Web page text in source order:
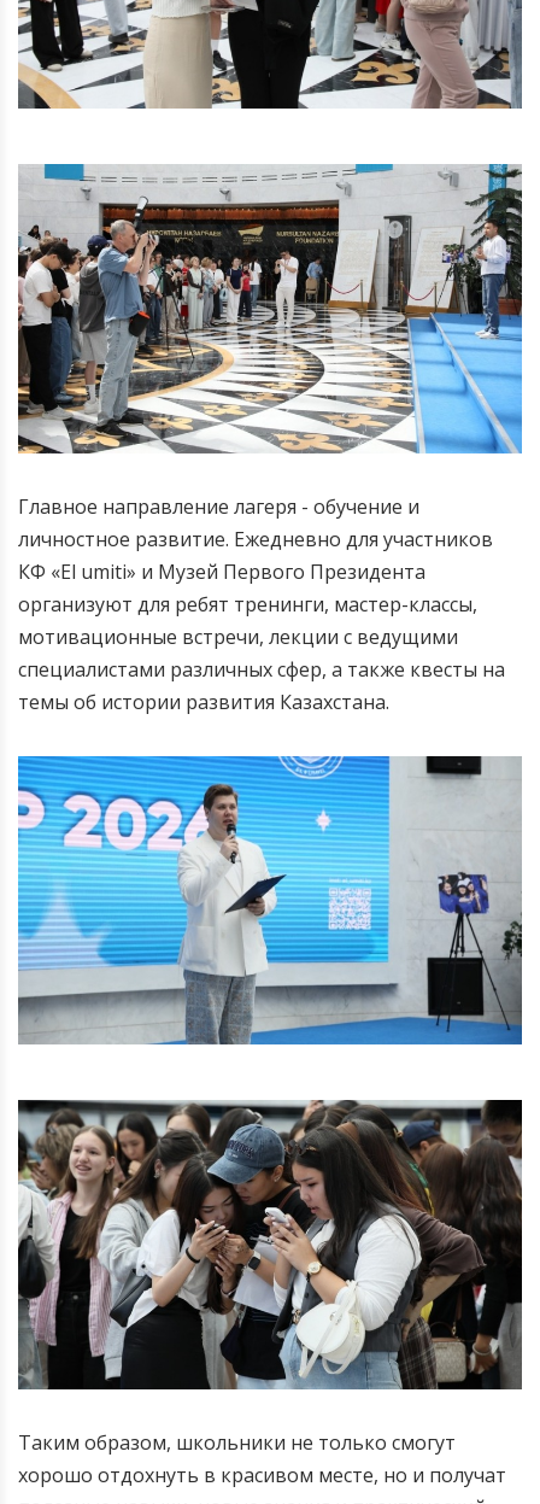
Главное направление лагеря - обучение и
личностное развитие. Ежедневно для участников
КФ «El umiti» и Музей Первого Президента
организуют для ребят тренинги, мастер-классы,
мотивационные встречи, лекции с ведущими
специалистами различных сфер, а также квесты на
темы об истории развития Казахстана.
Таким образом, школьники не только смогут
хорошо отдохнуть в красивом месте, но и получат